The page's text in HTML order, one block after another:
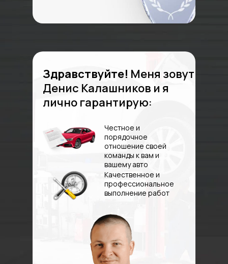
Здравствуйте! Меня зовут
Денис Калашников и я
лично гарантирую:
Честное и
порядочное
отношение своей
команды к вам и
вашему авто
Качественное и
профессиональное
выполнение работ